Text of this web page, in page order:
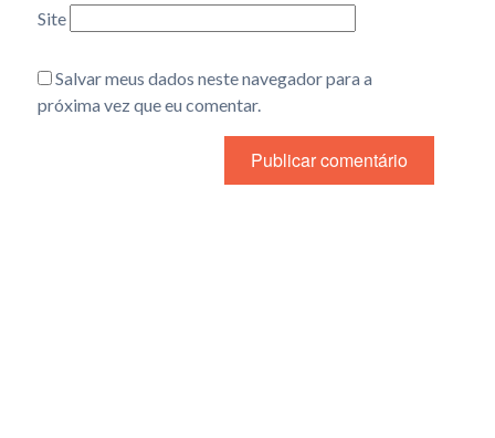
Site
Salvar meus dados neste navegador para a
próxima vez que eu comentar.